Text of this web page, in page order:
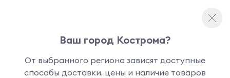
Интернет-магазин мебели
Адреса магазинов OGOGOHOME
Ваш город Кострома?
От выбранного региона зависят доступные
способы доставки, цены и наличие товаров